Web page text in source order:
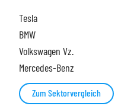
Tesla
BMW
Volkswagen Vz.
Mercedes-Benz
Zum Sektorvergleich